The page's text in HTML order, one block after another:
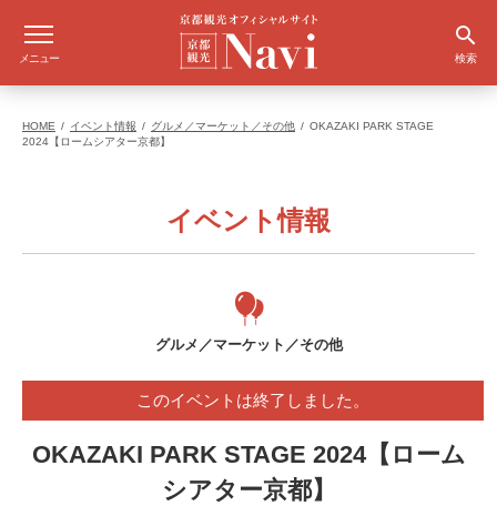
メニュー 検索
HOME イベント情報 グルメ／マーケット／その他
OKAZAKI PARK STAGE
2024【ロームシアター京都】
イベント情報
グルメ／マーケット／その他
このイベントは終了しました。
OKAZAKI PARK STAGE 2024【ローム
シアター京都】